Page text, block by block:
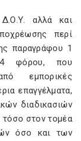
αλλά και
περί
παραγράφου 1
φόρου, που
εμπορικές
επαγγέλματα,
διαδικασιών
στον τομέα
όσο και των